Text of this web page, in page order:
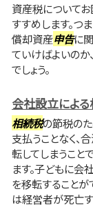
資産税について
すすめします。つ
償却資産申告に
ていけばよいのか
でしょう。
会社設立によ
相続税の節税の
支払うことなく
転してしまうこと
ます。子どもに会
を移転することが
は経営者が死亡